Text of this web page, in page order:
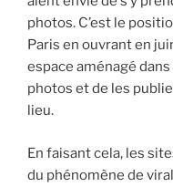
photos. C’est le
Paris en ouvrant en
espace aménagé
photos et de les
lieu.
En faisant cela, les
du phénomène de